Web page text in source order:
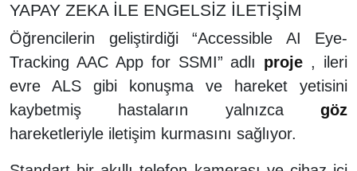
YAPAY ZEKA İLE ENGELSİZ İLETİŞİM
Öğrencilerin geliştirdiği “Accessible AI Eye-
Tracking AAC App for SSMI” adlı proje , ileri
evre ALS gibi konuşma ve hareket yetisini
kaybetmiş hastaların yalnızca göz
hareketleriyle iletişim kurmasını sağlıyor.